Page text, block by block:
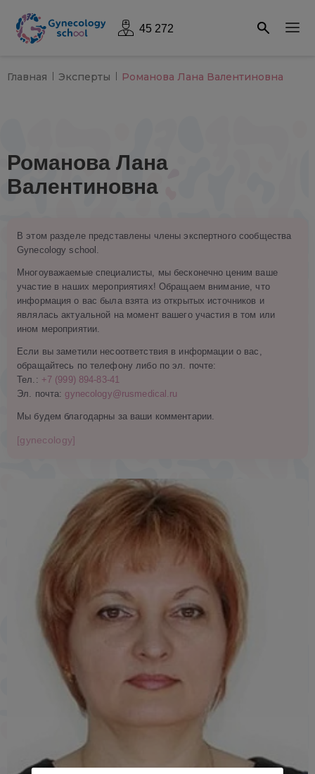
45 272
Главная Эксперты Романова Лана Валентиновна
Романова Лана
Валентиновна
В этом разделе представлены члены экспертного сообщества
Gynecology school.
Многоуважаемые специалисты, мы бесконечно ценим ваше
участие в наших мероприятиях! Обращаем внимание, что
информация о вас была взята из открытых источников и
являлась актуальной на момент вашего участия в том или
ином мероприятии.
Если вы заметили несоответствия в информации о вас,
обращайтесь по телефону либо по эл. почте:
Тел.: +7 (999) 894-83-41
Эл. почта: gynecology@rusmedical.ru
Мы будем благодарны за ваши комментарии.
[gynecology]